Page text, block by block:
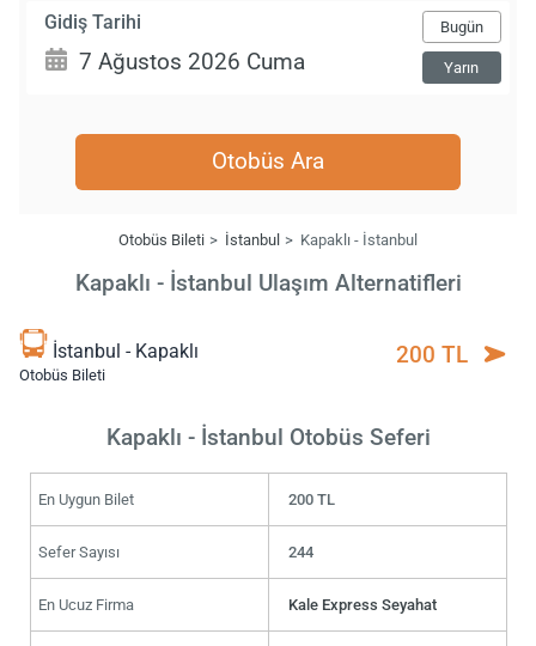
Gidiş Tarihi Bugün
Yarın
Otobüs Ara
Otobüs Bileti İstanbul Kapaklı - İstanbul
Kapaklı - İstanbul Ulaşım Alternatifleri
İstanbul - Kapaklı
Otobüs Bileti
200 TL
Kapaklı - İstanbul Otobüs Seferi
En Uygun Bilet 200 TL
Sefer Sayısı 244
En Ucuz Firma Kale Express Seyahat